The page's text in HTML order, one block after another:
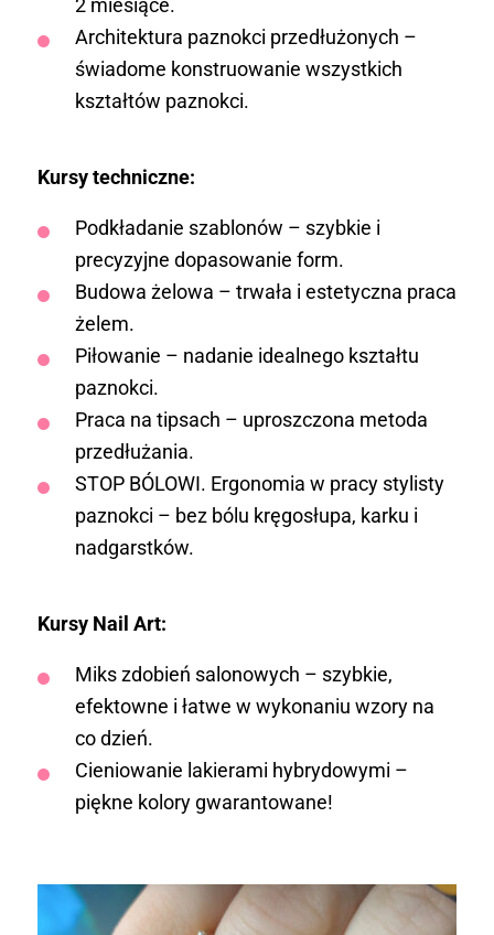
2 miesiące.
Architektura paznokci przedłużonych –
świadome konstruowanie wszystkich
kształtów paznokci.
Kursy techniczne:
Podkładanie szablonów – szybkie i
precyzyjne dopasowanie form.
Budowa żelowa – trwała i estetyczna praca
żelem.
Piłowanie – nadanie idealnego kształtu
paznokci.
Praca na tipsach – uproszczona metoda
przedłużania.
STOP BÓLOWI. Ergonomia w pracy stylisty
paznokci – bez bólu kręgosłupa, karku i
nadgarstków.
Kursy Nail Art:
Miks zdobień salonowych – szybkie,
efektowne i łatwe w wykonaniu wzory na
co dzień.
Cieniowanie lakierami hybrydowymi –
piękne kolory gwarantowane!